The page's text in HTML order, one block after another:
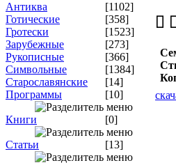
Антиква
[1102]
Готические
[358]
Гротески
[1523]
Зарубежные
[273]
Рукописные
[366]
Символьные
[1384]
Старославянские
[14]
Программы
[10]
Книги [0]
Статьи [13]